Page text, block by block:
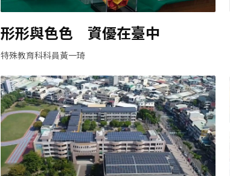
形形與色色 資優在臺中
特殊教育科科員黃一琦